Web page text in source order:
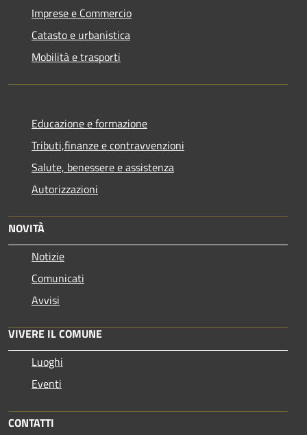
Imprese e Commercio
Catasto e urbanistica
Mobilità e trasporti
Educazione e formazione
Tributi,finanze e contravvenzioni
Salute, benessere e assistenza
Autorizzazioni
NOVITÀ
Notizie
Comunicati
Avvisi
VIVERE IL COMUNE
Luoghi
Eventi
CONTATTI